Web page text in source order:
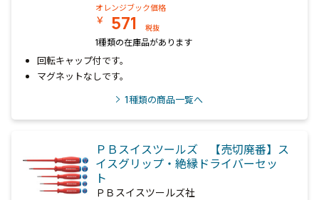
オレンジブック価格
￥ 571 税抜
1種類の在庫品があります
回転キャップ付です。
マグネットなしです。
1種類の商品一覧へ
ＰＢスイスツールズ 【売切廃番】ス
イスグリップ・絶縁ドライバーセッ
ト
ＰＢスイスツールズ社